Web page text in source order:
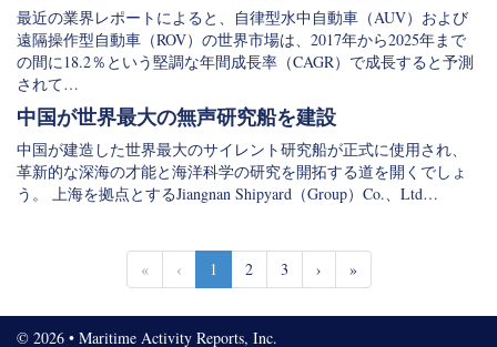
最近の業界レポートによると、自律型水中自動車（AUV）および
遠隔操作型自動車（ROV）の世界市場は、2017年から2025年まで
の間に18.2％という堅調な年間成長率（CAGR）で成長すると予測
されて…
中国が世界最大の無声研究船を建設
中国が建造した世界最大のサイレント研究船が正式に使用され、
革新的な深海の才能と海洋科学の研究を開拓する道を開くでしょ
う。 上海を拠点とするJiangnan Shipyard（Group）Co.、Ltd…
« ‹ 1 2 3 › »
© 2026 • Maritime Activity Reports, Inc.